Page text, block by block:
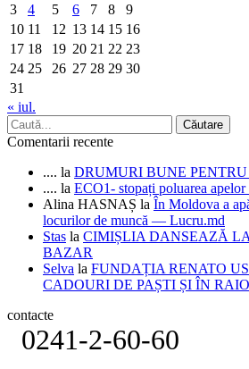
3
4 5 6 7 8
9
10 11 12 13 14 15 16
17 18 19 20 21 22 23
24 25 26 27 28 29 30
31
« iul.
Comentarii recente
.... la DRUMURI BUNE
.... la ECO1- stopați poluarea
Alina HASNAȘ la În Moldova a
locurilor de muncă — Lucru.md
Stas la CIMIȘLIA DANSEAZĂ
BAZAR
Selva la FUNDAȚIA RENATO
CADOURI DE PAȘTI ȘI ÎN
contacte
0241-2-60-60